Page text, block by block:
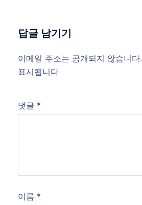
답글 남기기
이메일 주소는 공개되지 않습니다.
표시됩니다
댓글 *
이름 *